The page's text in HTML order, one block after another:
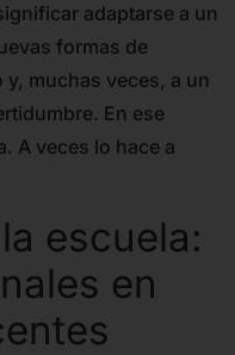
adaptarse a un
formas de
muchas veces, a un
En ese
A veces lo hace a
escuela:
en